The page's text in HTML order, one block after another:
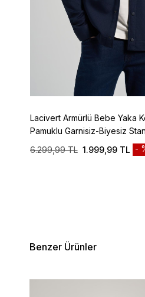
Lacivert Armürlü Bebe Yaka Kendinden
Pamuklu Garnisiz-Biyesiz
6.299,99 TL 1.999,99 TL
Benzer Ürünler